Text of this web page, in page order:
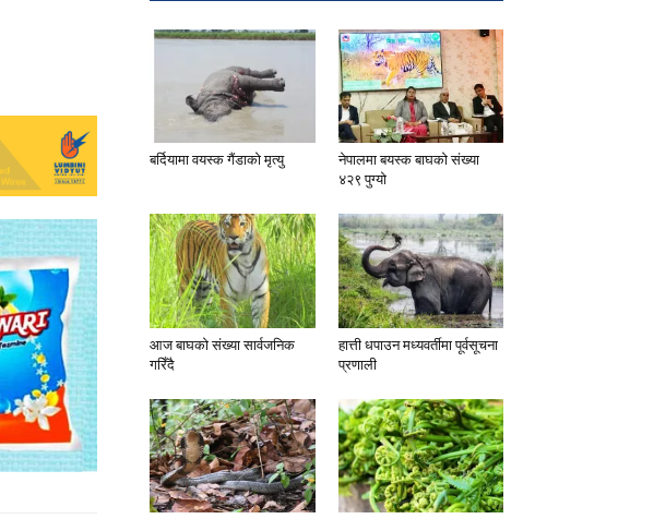
बर्दियामा वयस्क गैंडाको मृत्यु
नेपालमा बयस्क बाघको संख्या
४२९ पुग्यो
आज बाघको संख्या सार्वजनिक
गरिँदै
हात्ती धपाउन मध्यवर्तीमा पूर्वसूचना
प्रणाली